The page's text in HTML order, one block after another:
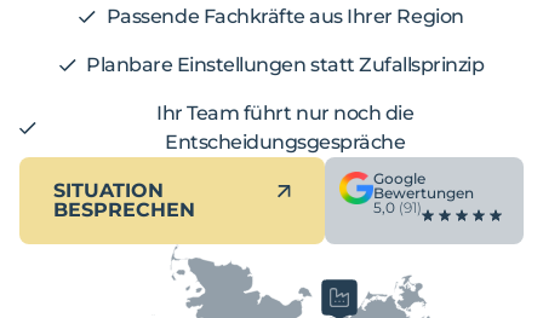
Passende Fachkräfte aus Ihrer Region
Planbare Einstellungen statt Zufallsprinzip
Ihr Team führt nur noch die
Entscheidungsgespräche
SITUATION
BESPRECHEN
Google
Bewertungen
5,0 (91)